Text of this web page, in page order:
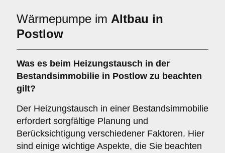
Wärmepumpe im Altbau in
Postlow
Was es beim Heizungstausch in der
Bestandsimmobilie in Postlow zu beachten
gilt?
Der Heizungstausch in einer Bestandsimmobilie
erfordert sorgfältige Planung und
Berücksichtigung verschiedener Faktoren. Hier
sind einige wichtige Aspekte, die Sie beachten